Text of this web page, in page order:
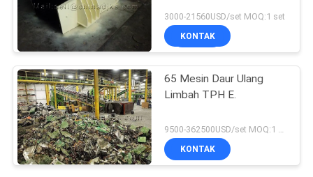
3000-21560USD/set MOQ:1 set
KONTAK
65 Mesin Daur Ulang
Limbah TPH E.
9500-362500USD/set MOQ:1 set
KONTAK